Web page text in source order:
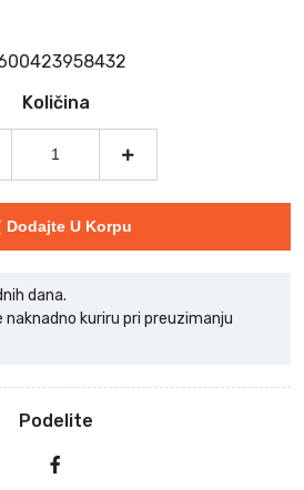
Količina
Dodajte U Korpu
dana.
kuriru pri preuzimanju
Podelite